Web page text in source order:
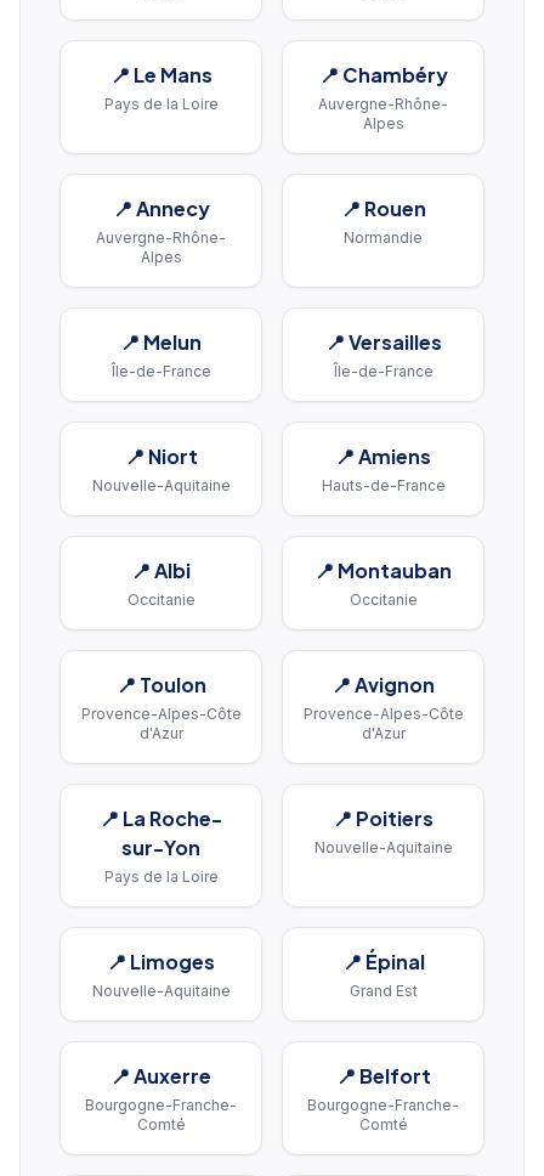
📍 Le Mans
Pays de la Loire
📍 Chambéry
Auvergne-Rhône-
Alpes
📍Annecy
Auvergne-Rhône-
Alpes
📍 Rouen
Normandie
📍 Melun
Île-de-France
📍Versailles
Île-de-France
📍 Niort
Nouvelle-Aquitaine
📍Amiens
Hauts-de-France
📍Albi
Occitanie
📍 Montauban
Occitanie
📍 Toulon
Provence-Alpes-Côte
d'Azur
📍Avignon
Provence-Alpes-Côte
d'Azur
📍 La Roche-
sur-Yon
Pays de la Loire
📍 Poitiers
Nouvelle-Aquitaine
📍 Limoges
Nouvelle-Aquitaine
📍 Épinal
Grand Est
📍Auxerre
Bourgogne-Franche-
Comté
📍 Belfort
Bourgogne-Franche-
Comté